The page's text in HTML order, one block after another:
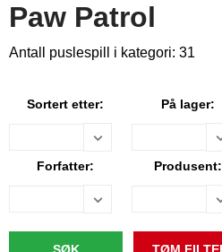
Paw Patrol
Antall puslespill i kategori: 31
Sortert etter: På lager:
Forfatter: Produsent: